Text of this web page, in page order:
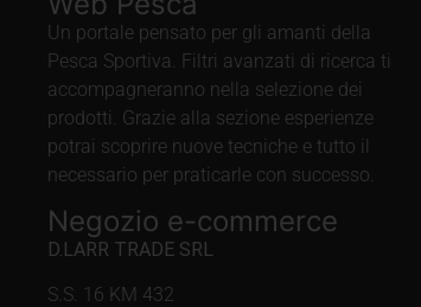
Un portale pensato per gli amanti della
Pesca Sportiva. Filtri avanzati di ricerca ti
accompagneranno nella selezione dei
prodotti. Grazie alla sezione esperienze
potrai scoprire nuove tecniche e tutto il
necessario per praticarle con successo.
Negozio e-commerce
D.LARR TRADE SRL
S.S. 16 KM 432